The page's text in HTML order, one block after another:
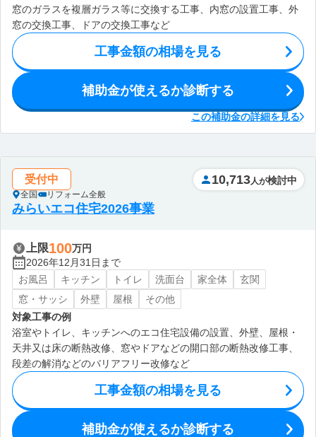
窓のガラスを複層ガラス等に交換する工事、内窓の設置工事、外
窓の交換工事、ドアの交換工事など
工事金額の相場を見る
補助金が使えるか診断する
この補助金の詳細を見る
受付中
全国 リフォーム全般
10,713 人が検討中
みらいエコ住宅2026事業
上限100万円
2026年12月31日まで
お風呂
キッチン トイレ 洗面台 家全体
玄関
窓・サッシ
外壁 屋根
その他
対象工事の例
浴室やトイレ、キッチンへのエコ住宅設備の設置、外壁、屋根・
天井又は床の断熱改修、窓やドアなどの開口部の断熱改修工事、
段差の解消などのバリアフリー改修など
工事金額の相場を見る
補助金が使えるか診断する